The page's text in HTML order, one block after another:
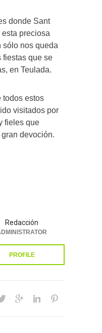
donde Sant
preciosa
sólo nos queda
fiestas que se
en Teulada.
todos estos
visitados por
fieles que
devoción.
Redacción
PROFILE